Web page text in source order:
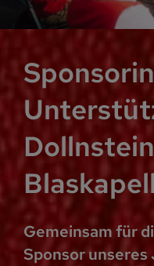
Gemeinsam für
Sponsor unseres